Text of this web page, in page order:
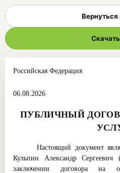
Вернуться
Российская Федерация
06.08.2026
ПУБЛИЧНЫЙ
Настоящий документ
Кульпин Александр
заключении договора на